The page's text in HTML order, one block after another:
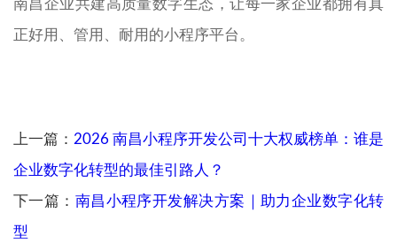
南昌企业共建高质量数字生态，让每一家企业都拥有真
正好用、管用、耐用的小程序平台。
上一篇： 2026 南昌小程序开发公司十大权威榜单：谁是
企业数字化转型的最佳引路人？
下一篇： 南昌小程序开发解决方案｜助力企业数字化转
型